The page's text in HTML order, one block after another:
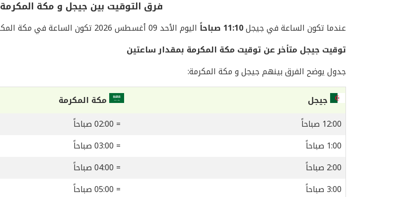
فرق التوقيت بين جيجل و مكة المكرمة
عندما تكون الساعة في جيجل11:10 صباحاً اليوم الأحد 09 أغسطس 2026 تكون الساعة في مكة المكرمة
توقيت جيجل متأخر عن توقيت مكة المكرمة بمقدار ساعتين
جدول يوضح الفرق بينهم جيجل و مكة المكرمة:
جيجل
مكة المكرمة
12:00 صباحاً
= 02:00 صباحاً
1:00 صباحاً
= 03:00 صباحاً
2:00 صباحاً
= 04:00 صباحاً
3:00 صباحاً
= 05:00 صباحاً